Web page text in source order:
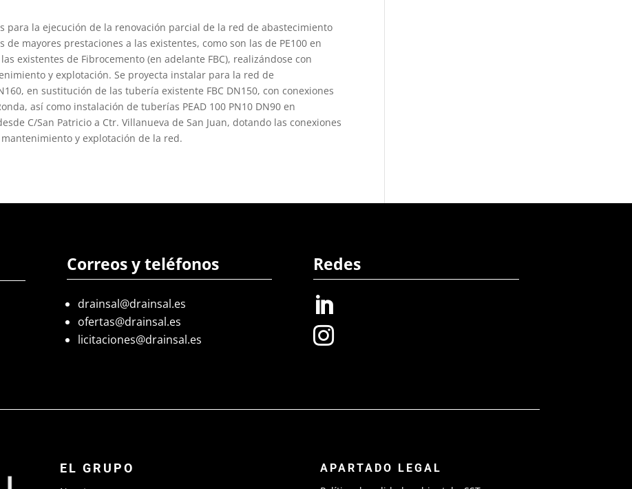
para la ejecución de la renovación parcial de la red de abastecimiento
mayores prestaciones a las existentes, como son las de PE100 en
existentes de Fibrocemento (en adelante FBC), realizándose con
y explotación. Se proyecta instalar para la red de
en sustitución de las tubería existente FBC DN150, con conexiones
así como instalación de tuberías PEAD 100 PN10 DN90 en
C/San Patricio a Ctr. Villanueva de San Juan, dotando las conexiones
y explotación de la red.
Correos y teléfonos
drainsal@drainsal.es
ofertas@drainsal.es
licitaciones@drainsal.es
Redes


EL GRUPO
APARTADO LEGAL